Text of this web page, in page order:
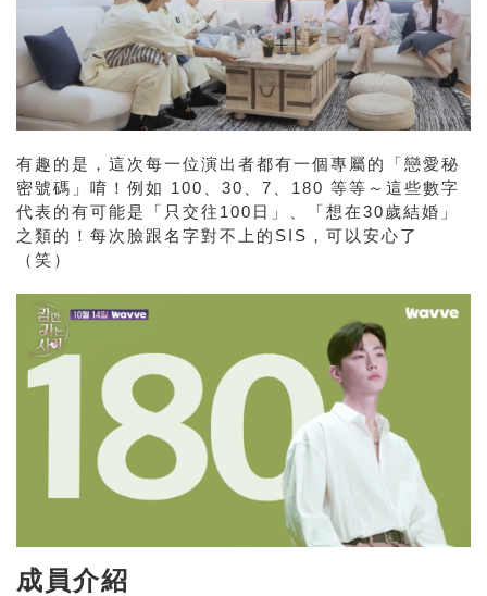
有趣的是，這次每一位演出者都有一個專屬的「戀愛秘
密號碼」唷！例如 100、30、7、180 等等～這些數字
代表的有可能是「只交往100日」、「想在30歲結婚」
之類的！每次臉跟名字對不上的SIS，可以安心了
（笑）
成員介紹